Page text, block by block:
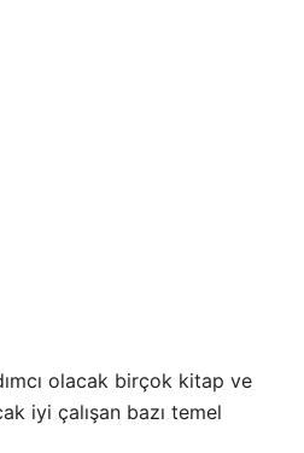
olacak birçok kitap ve
iyi çalışan bazı temel